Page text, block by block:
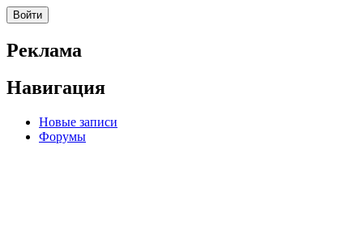
Реклама
Навигация
Новые записи
Форумы